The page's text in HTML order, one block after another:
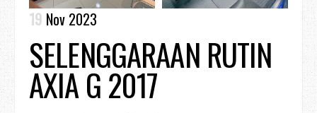
19 Nov 2023
SELENGGARAAN RUTIN
AXIA G 2017